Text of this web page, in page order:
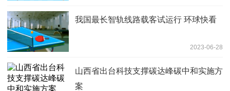
我国最长智轨线路载客试运行 环球快看
2023-06-28
山西省出台科技支撑碳达峰碳中和实施方
案